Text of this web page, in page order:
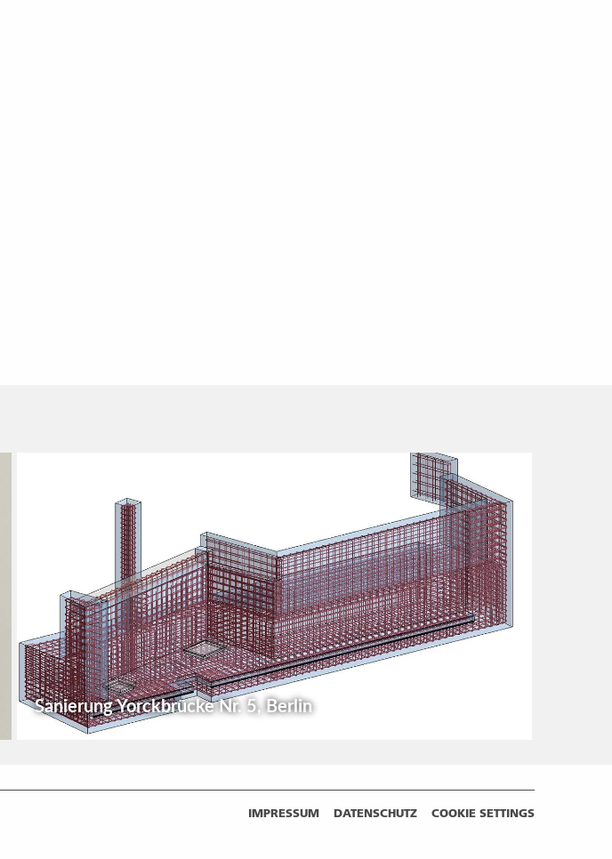
Sanierung Yorckbrücke Nr. 5, Berlin
IMPRESSUM DATENSCHUTZ COOKIE SETTINGS